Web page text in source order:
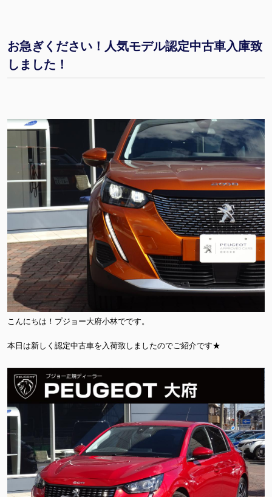
お急ぎください！人気モデル認定中古車入庫致
しました！
こんにちは！プジョー大府小林でです。
本日は新しく認定中古車を入荷致しましたのでご紹介です★